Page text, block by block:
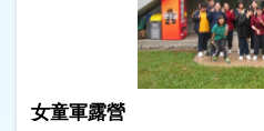
女童軍露營